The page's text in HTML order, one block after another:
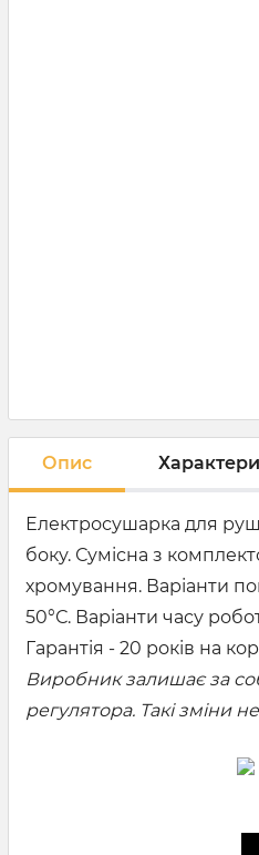
Опис
Електросушарка для
боку. Сумісна з
хромування. Варіанти
50°С. Варіанти часу
Гарантія - 20 років на
Виробник залишає за
регулятора. Такі зміни